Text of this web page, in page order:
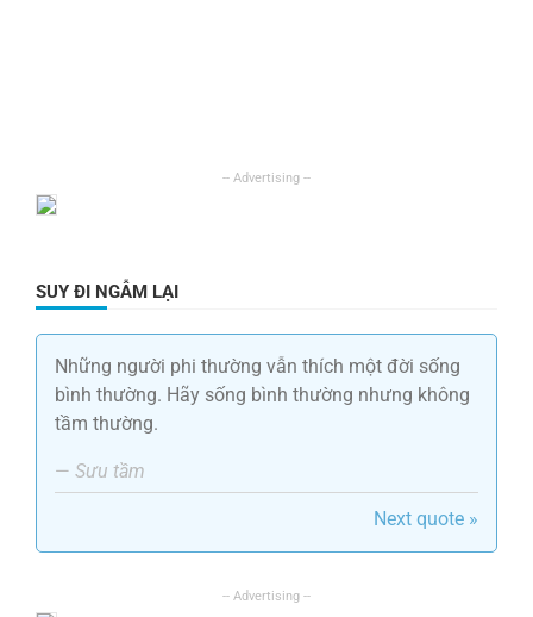
SUY ĐI NGẪM LẠI
Những người phi thường vẫn thích một đời sống
bình thường. Hãy sống bình thường nhưng không
tầm thường.
— Sưu tầm
Next quote »